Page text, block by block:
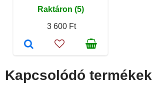
Raktáron (5)
3 600 Ft
Kapcsolódó termékek